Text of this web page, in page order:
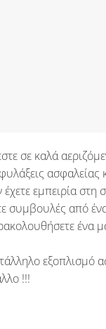
σε καλά
ασφαλείας
εμπειρία στη
συμβουλές από
ένα
εξοπλισμό
!!!